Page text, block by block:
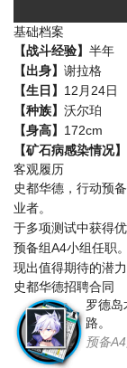
基础档案
【战斗经验】 半年
【出身】 谢拉格
【生日】 12月24日
【种族】 沃尔珀
【身高】 172cm
【矿石病感染情况】
客观履历
史都华德，行动预
业者。
于多项测试中获得
预备组A4小组任职
现出值得期待的潜力
史都华德招聘合同
罗德
路。
预备